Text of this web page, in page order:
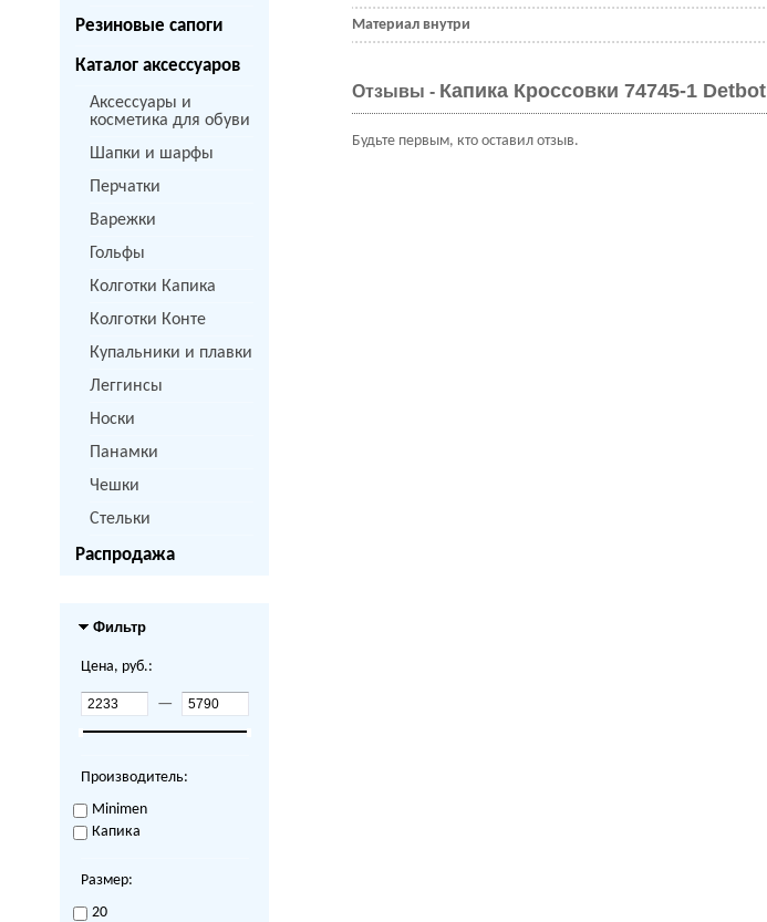
Резиновые сапоги
Каталог аксессуаров
Аксессуары и
косметика для обуви
Шапки и шарфы
Перчатки
Варежки
Гольфы
Колготки Капика
Колготки Конте
Купальники и плавки
Леггинсы
Носки
Панамки
Чешки
Стельки
Распродажа
Фильтр
Цена, руб.:
—
Производитель:
Minimen
Капика
Размер:
20
Материал внутри
Отзывы - Капика Кроссовки 74745-1 Detbot
Будьте первым, кто оставил отзыв.